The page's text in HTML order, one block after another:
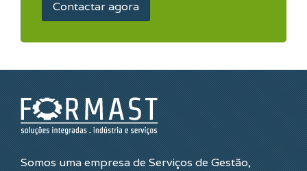
Contactar agora
Somos uma empresa de Serviços de Gestão,